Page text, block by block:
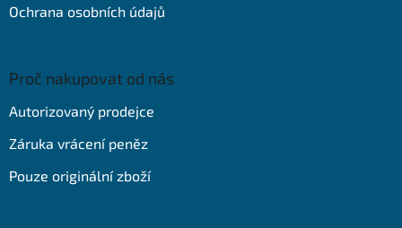
Ochrana osobních údajů
Proč nakupovat od nás
Autorizovaný prodejce
Záruka vrácení peněz
Pouze originální zboží